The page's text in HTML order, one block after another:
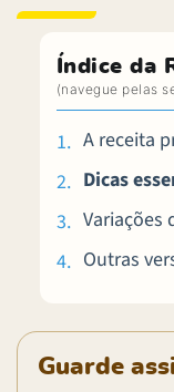
Índice da
A receita
Dicas
Variações
Outras
Guarde